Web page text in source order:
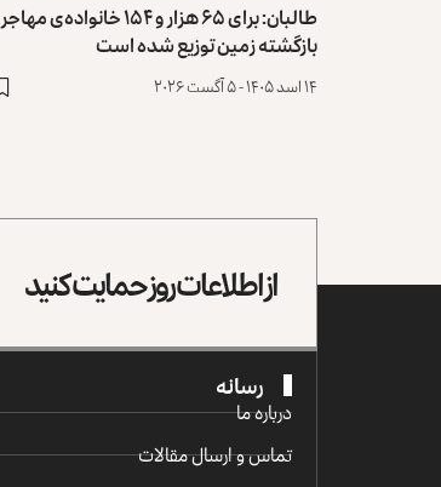
طالبان: برای ۶۵ هزار و ۱۵۴ خانواده‌ی مهاجر
بازگشته زمین توزیع ‏شده است
۱۴ اسد ۱۴۰۵ - ۵ آگست ۲۰۲۶
از اطلاعات روز حمایت کنید
رسانه
درباره ما
تماس و ارسال مقالات